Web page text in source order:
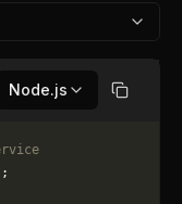
Node.js Copiar